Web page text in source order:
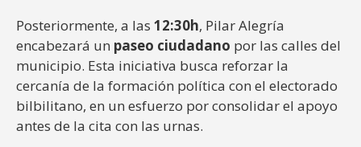
Posteriormente, a las 12:30h, Pilar Alegría
encabezará un paseo ciudadano por las calles del
municipio. Esta iniciativa busca reforzar la
cercanía de la formación política con el electorado
bilbilitano, en un esfuerzo por consolidar el apoyo
antes de la cita con las urnas.